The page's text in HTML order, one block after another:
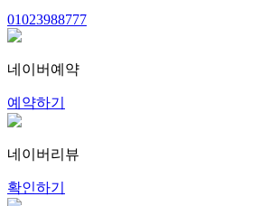
01023988777
네이버예약
예약하기
네이버리뷰
확인하기